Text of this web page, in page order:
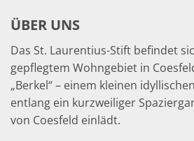
ÜBER UNS
Das St. Laurentius-Stift befindet
gepflegtem Wohngebiet in
„Berkel“ – einem kleinen
entlang ein kurzweiliger
von Coesfeld einlädt.